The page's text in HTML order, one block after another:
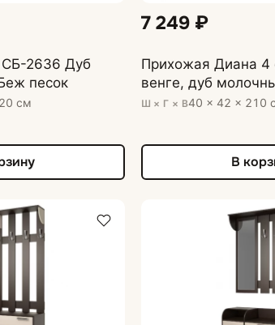
2636 Дуб
песок
см
7 249 ₽
Прихожая Диана 4
венге, дуб
Ш × Г × В40 × 42 × 210
В